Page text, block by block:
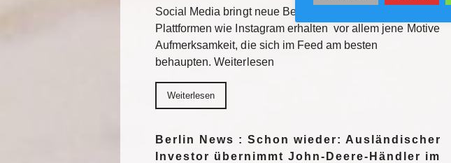
Social Media bringt neue Besucher in die Museen. Doch auf
Plattformen wie Instagram erhalten vor allem jene Motive
Aufmerksamkeit, die sich im Feed am besten
behaupten. Weiterlesen
Weiterlesen
Berlin News : Schon wieder: Ausländischer
Investor übernimmt John-Deere-Händler im